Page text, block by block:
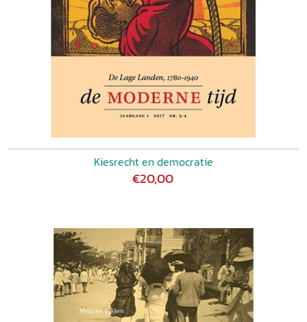
Kiesrecht en democratie
€20,00